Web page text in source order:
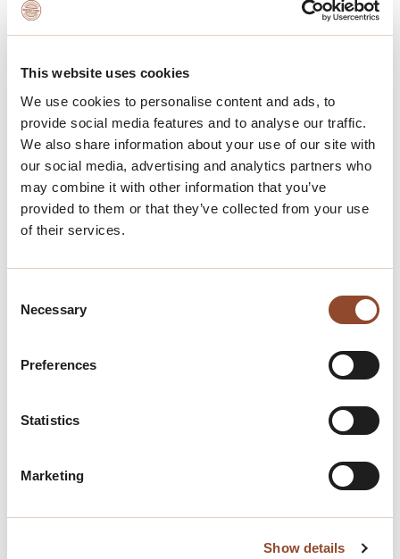
This website uses cookies
We use cookies to personalise content and ads, to
provide social media features and to analyse our traffic.
We also share information about your use of our site with
our social media, advertising and analytics partners who
may combine it with other information that you’ve
provided to them or that they’ve collected from your use
of their services.
Selection
Necessary
Preferences
Statistics
Marketing
Show details
het vastgoed optimaliseren. Ons team staat klaar om
alle operationele taken van de VVE's op zich te
onderhoudscoördinatie, en om ervoor te zorgen dat
de gemeenschap soepel functioneert.
We hechten veel waarde aan transparante
communicatie en een open samenwerking. We
streven ernaar om een sterke band op te bouwen
met alle eigenaren en bewoners, zodat we samen
kunnen werken aan een prettige en veilige omgeving.
VVE management